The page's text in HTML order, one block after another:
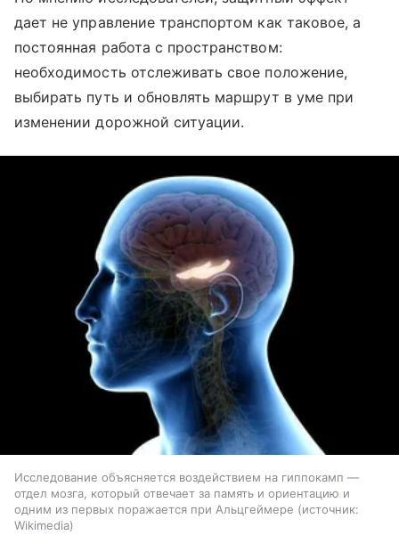
дает не управление транспортом как таковое, а
постоянная работа с пространством:
необходимость отслеживать свое положение,
выбирать путь и обновлять маршрут в уме при
изменении дорожной ситуации.
Исследование объясняется воздействием на гиппокамп —
отдел мозга, который отвечает за память и ориентацию и
одним из первых поражается при Альцгеймере
источник:
Wikimedia